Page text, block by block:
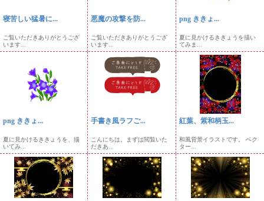
寝苦しい猛暑に...
ご覧いただきありがとうござ
います...
悪魔の攻撃を防...
ご覧いただきありがとうござ
います...
png ききょ...
夏に見かけるききょうを描い
てみま...
png ききょ...
夏に見かけるききょうを、描
いてみ...
手書き風ラフご...
こんにちは。まずは閲覧いた
だきあ...
紅葉、紫和柄玉...
和風背景イラストです。 ベク
ター...